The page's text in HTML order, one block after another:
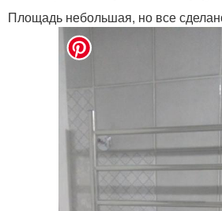
Площадь небольшая, но все